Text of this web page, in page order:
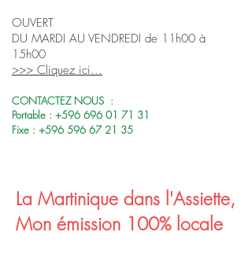
OUVERT
DU MARDI AU VENDREDI de 11h00 à
15h00
>>> Cliquez ici...
CONTACTEZ NOUS :
Portable : +596 696 01 71 31
Fixe : +596 596 67 21 35
La Martinique dans l'Assiette,
Mon émission 100% locale